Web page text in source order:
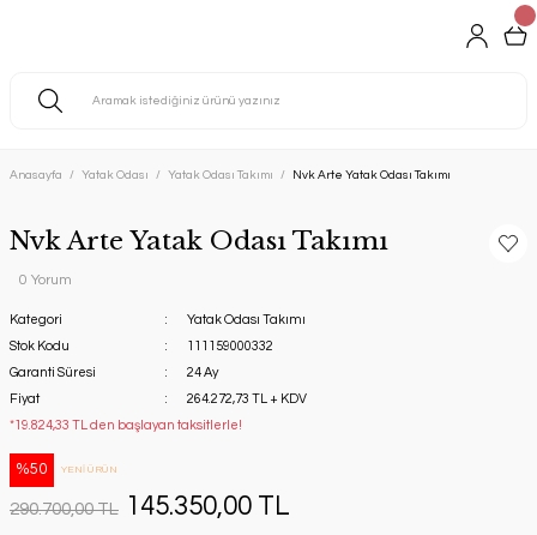
Anasayfa Yatak Odası Yatak Odası Takımı Nvk Arte Yatak Odası Takımı
Nvk Arte Yatak Odası Takımı
0 Yorum
Kategori
Yatak Odası Takımı
Stok Kodu
111159000332
Garanti Süresi
24 Ay
Fiyat
264.272,73 TL + KDV
*19.824,33 TL den başlayan taksitlerle!
%50 YENİ ÜRÜN
290.700,00 TL 145.350,00 TL